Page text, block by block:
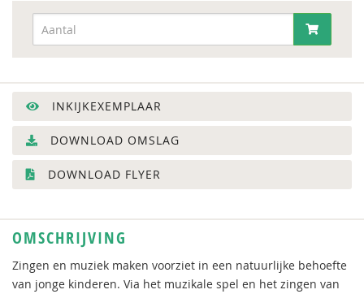
INKIJKEXEMPLAAR
DOWNLOAD OMSLAG
DOWNLOAD FLYER
OMSCHRIJVING
Zingen en muziek maken voorziet in een natuurlijke behoefte
van jonge kinderen. Via het muzikale spel en het zingen van